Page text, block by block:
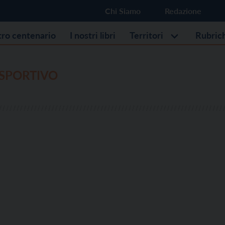
Chi Siamo Redazione
centenario I nostri libri Territori